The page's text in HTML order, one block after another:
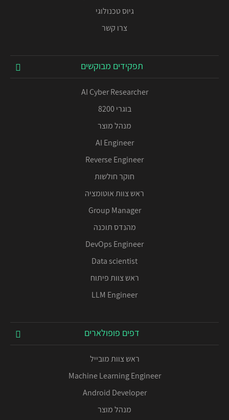
גיוס טכנולוגי
צרו קשר
תפקידים מבוקשים
AI Cyber Researcher
בוגרי 8200
מנהל מוצר
AI Engineer
Reverse Engineer
חוקר חולשות
ראש צוות אוטומציה
Group Manager
מהנדס תוכנה
DevOps Engineer
Data scientist
ראש צוות פיתוח
LLM Engineer
דפים פופולארים
ראש צוות מובייל
Machine Learning Engineer
Android Developer
מנהל מוצר